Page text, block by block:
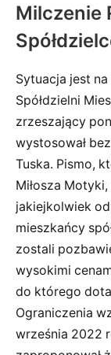
Milczenie
Sytuacja jest
Spółdzielni
zrzeszający
wystosował
Tuska. Pismo,
Miłosza
jakiejkolwiek
mieszkańcy
zostali
wysokimi
do którego
Ograniczenia
września 2022